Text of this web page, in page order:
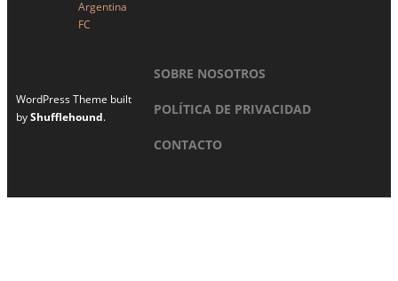
Argentina
FC
WordPress Theme built
byShufflehound.
SOBRE NOSOTROS
POLÍTICA DE PRIVACIDAD
CONTACTO